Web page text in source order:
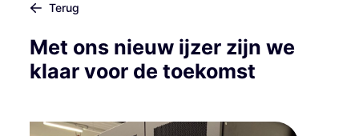
Terug
Met ons nieuw ijzer zijn we
klaar voor de toekomst